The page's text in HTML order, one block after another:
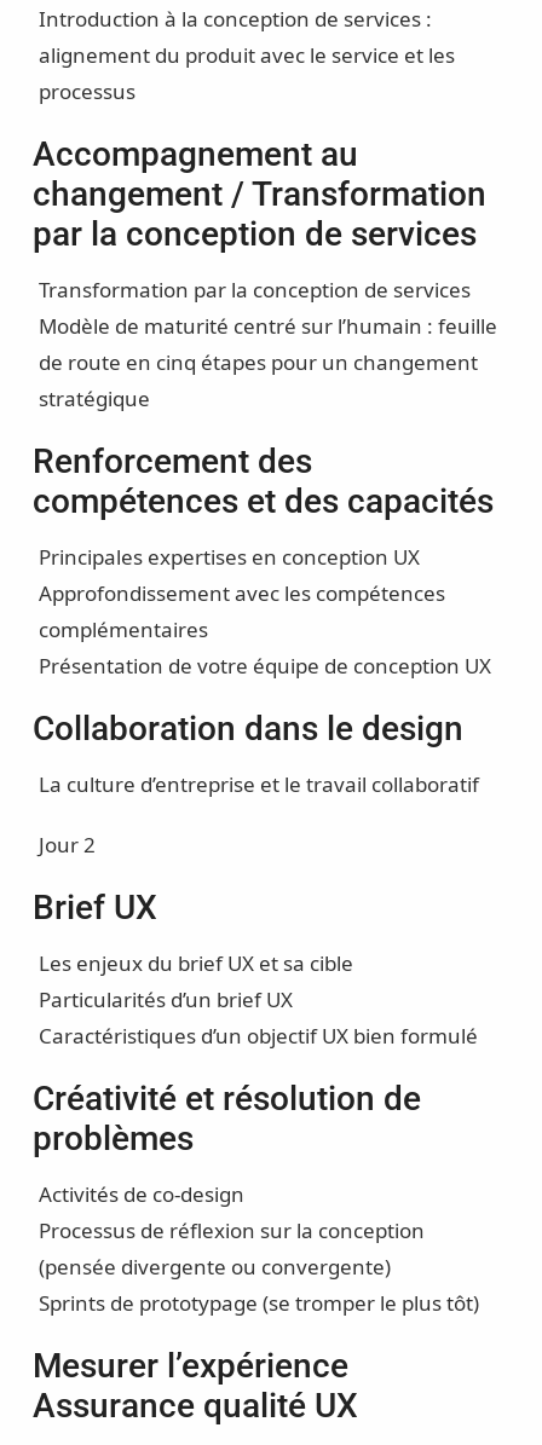
Introduction à la conception de services :
alignement du produit avec le service et les
processus
Accompagnement au
changement / Transformation
par la conception de services
Transformation par la conception de services
Modèle de maturité centré sur l’humain : feuille
de route en cinq étapes pour un changement
stratégique
Renforcement des
compétences et des capacités
Principales expertises en conception UX
Approfondissement avec les compétences
complémentaires
Présentation de votre équipe de conception UX
Collaboration dans le design
La culture d’entreprise et le travail collaboratif
Jour 2
Brief UX
Les enjeux du brief UX et sa cible
Particularités d’un brief UX
Caractéristiques d’un objectif UX bien formulé
Créativité et résolution de
problèmes
Activités de co-design
Processus de réflexion sur la conception
(pensée divergente ou convergente)
Sprints de prototypage (se tromper le plus tôt)
Mesurer l’expérience
Assurance qualité UX